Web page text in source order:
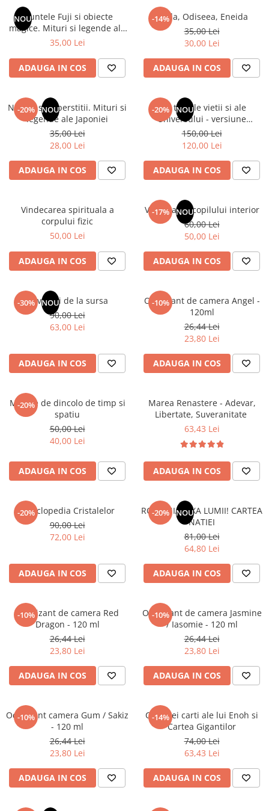
Audiobook
ReConnect
Crestinism
ScienceConnection
SelfConnect
SelfHealing
Vindecare Spirituala
Senzatii/Thriller
SF & Fantasy
Teatru
Teens Book Club
Instrumente si Truse Geometrie
Seturi scolare
Calculator
Consumabile & Accesorii
COLOREAZA CU PRIETENII
De colorat
Pot desena minunat
Carti educative
Copii 0-7 ani
Clubul Premiantilor
Super pitici 2-5 ani
Dezvoltare personala
Enciclopedii
Kids Book Club
Literatura Scolara
Lecturi Scolare
Lumea Copilariei
Ma pregatesc pentru scoala
Manuale - Carte Scolara
Clasa a II-a
Clasa a IV-a
Clasa a V-a
Clasa a VI-a
Clasa a VIII-a
Clasa I
Limbi Straine
Povesti
Povesti - Basme - Legende
Realitatea Augmentata
Religie pentru copii
ScienceConnection
Puzzle-uri
Puzzle
Puzzle 3D Lemn
NOUMuntele Fuji si obiecte
magice. Mituri si legende ale
Japoniei
35,00 Lei
ADAUGA IN COS
-14%
Iliada, Odiseea, Eneida
35,00 Lei
30,00 Lei
ADAUGA IN COS
-20% NOU
Natura si superstitii. Mituri si
legende ale Japoniei
35,00 Lei
28,00 Lei
ADAUGA IN COS
-20% NOU
Din tainele vietii si ale
Universului - versiune
originala din 1939. Volumele I-
III. Cutie de colectie -Scarlat
Demetrescu
150,00 Lei
120,00 Lei
ADAUGA IN COS
Vindecarea spirituala a
corpului fizic
50,00 Lei
ADAUGA IN COS
-17% NOU
Vindecarea copilului interior
60,00 Lei
50,00 Lei
ADAUGA IN COS
-30% NOU
Revelatii de la sursa
90,00 Lei
63,00 Lei
ADAUGA IN COS
-10%
Odorizant de camera Angel -
120ml
26,44 Lei
23,80 Lei
ADAUGA IN COS
-20%
Mesaje de dincolo de timp si
spatiu
50,00 Lei
40,00 Lei
ADAUGA IN COS
Marea Renastere - Adevar,
Libertate, Suveranitate
63,43 Lei
ADAUGA IN COS
-20%
Enciclopedia Cristalelor
90,00 Lei
72,00 Lei
ADAUGA IN COS
-20% NOU
ROMANIA, AXA LUMII! CARTEA
NATIEI
81,00 Lei
64,80 Lei
ADAUGA IN COS
-10%
Odorizant de camera Red
Dragon - 120 ml
26,44 Lei
23,80 Lei
ADAUGA IN COS
-10%
Odorizant de camera Jasmine
/ Iasomie - 120 ml
26,44 Lei
23,80 Lei
ADAUGA IN COS
-10%
Odorizant camera Gum / Sakiz
- 120 ml
26,44 Lei
23,80 Lei
ADAUGA IN COS
-14%
Cele trei carti ale lui Enoh si
Cartea Gigantilor
74,00 Lei
63,43 Lei
ADAUGA IN COS